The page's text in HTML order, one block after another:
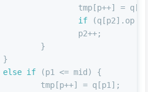
tmp[p++] =
if (q[p2].op
				p2++;
			}
		}
else if (p1 <= mid) {
			tmp[p++] = q[p1];